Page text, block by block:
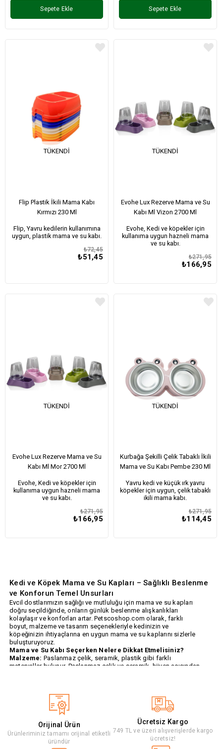
Sepete Ekle Sepete Ekle
TÜKENDI
Flip Plastik İkili Mama Kabı
Kırmızı 230 Ml
Flip, Yavru kedilerin kullanımına
uygun, plastik mama ve su kabı.
₺51,45
₺72,45
TÜKENDI
Evohe Lux Rezerve Mama ve Su
Kabı Ml Vizon 2700 Ml
Evohe, Kedi ve köpekler için
kullanıma uygun hazneli mama
ve su kabı.
₺166,95
₺271,95
TÜKENDI
Evohe Lux Rezerve Mama ve Su
Kabı Ml Mor 2700 Ml
Evohe, Kedi ve köpekler için
kullanıma uygun hazneli mama
ve su kabı.
₺166,95
₺271,95
TÜKENDI
Kurbağa Şekilli Çelik Tabaklı İkili
Mama ve Su Kabı Pembe 230 Ml
Yavru kedi ve küçük ırk yavru
köpekler için uygun, çelik tabaklı
ikili mama kabı.
₺114,45
₺271,95
Kedi ve Köpek Mama ve Su Kapları – Sağlıklı Beslenme
ve Konforun Temel Unsurları
Evcil dostlarımızın sağlığı ve mutluluğu için mama ve su kapları
doğru seçildiğinde, onların günlük beslenme alışkanlıkları
kolaylaşır ve konforları artar. Petscoshop.com olarak, farklı
boyut, malzeme ve tasarım seçenekleriyle kedinizin ve
köpeğinizin ihtiyaçlarına en uygun mama ve su kaplarını sizlerle
buluşturuyoruz.
Mama ve Su Kabı Seçerken Nelere Dikkat Etmelisiniz?
Malzeme: Paslanmaz çelik, seramik, plastik gibi farklı
materyaller bulunur. Paslanmaz çelik ve seramik, hijyen açısından
kaplar tercih edilmelidir.
Kolay Temizleme:
Kolay temizlenebilen kaplar, sağlıklı
beslenme için önemlidir.
Kaymayı Önleyici Taban Özelliği:
Tabanında kaydırmaz ped
bulunan kaplar, mama ve suyun dökülmesini engeller.
Petscoshop.com’ da Bulabileceğiniz Mama ve Su Kabı
Orijinal Ürün
Ürünleriminiz tamamı orijinal etiketli
üründür
Ücretsiz Kargo
749 TL ve üzeri alışverişlerde kargo
ücretsiz!